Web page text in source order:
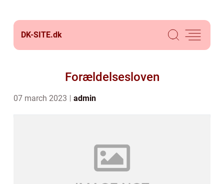
DK-SITE.dk
Forældelsesloven
07 march 2023 admin